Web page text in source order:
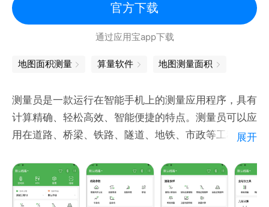
官方下载
通过应用宝app下载
地图面积测量 算量软件 地图测量面积
测量员是一款运行在智能手机上的测量应用程序，具有
计算精确、轻松高效、智能便捷的特点。测量员可以应
用在道路、桥梁、铁路、隧道、地铁、市政等工程中，
费的，联机测量功能同样免费。软件在基本的计算方面
稳定又准确，支持一下特性：
展开